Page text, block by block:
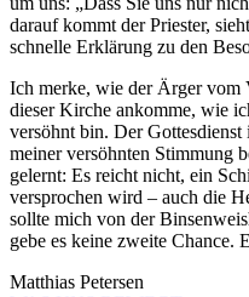
darauf kommt der Priester,
schnelle Erklärung zu den
Ich merke, wie der Ärger vom
dieser Kirche ankomme, wie
versöhnt bin. Der
meiner versöhnten Stimmung
gelernt: Es reicht nicht, ein
versprochen wird – auch die
sollte mich von der
gebe es keine zweite Chance.
Matthias Petersen